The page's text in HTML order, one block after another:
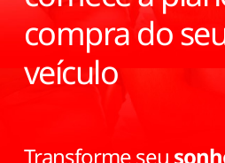
compra do
veículo
Transforme seu